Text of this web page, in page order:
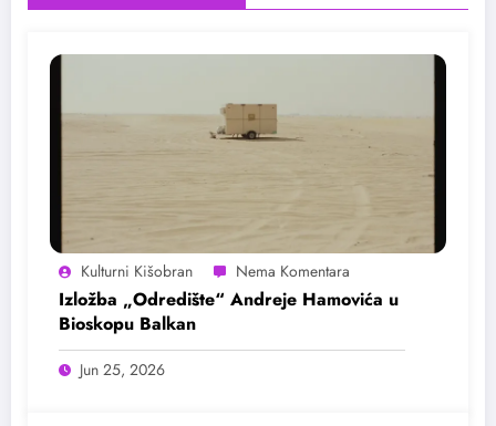
Kulturni Kišobran
Izložba „Odredište“ Andreje Hamovića u
Bioskopu Balkan
Jun 25, 2026